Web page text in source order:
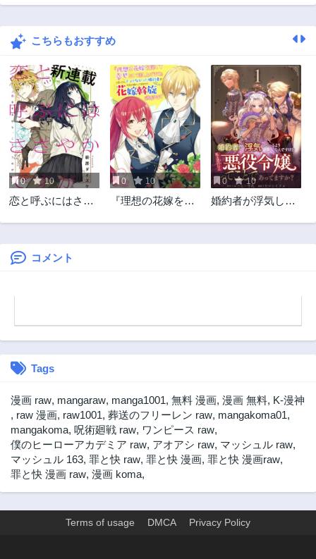
第47話 第46話
第45話
第43話
3年前
第42話
3年前
第41話
3年前
第40話
3年前
第39話
3年前
第38話
3年前
第37話
3年前
第36話
3年前
第35話 第34話
第33話
第27話
第25話
3年前
第24話
3年前
第23話
3年前
第22話
3年前
第21話
第18話
こちらもおすすめ
0 10
恋と呼ぶにはささ
0 10
『理想の花嫁を探
ったら、そっけな
0 10
婚約者が浮気して
悪役令嬢ってこと
コメント
Tags
漫画 raw, mangaraw, manga1001, 無料 漫画, 漫画 無料, K-漫神
, raw 漫画, raw1001, 葬送のフリーレン raw, mangakoma01,
mangakoma, 呪術廻戦 raw, ワンピース raw,
僕のヒーローアカデミア raw, アオアシ raw, マッシュル raw,
マッシュル 163, 罪と快 raw, 罪と快 漫画, 罪と快 漫画raw,
罪と快 漫画 raw, 漫画 koma,
Terms of usage DMCA Privacy Policy